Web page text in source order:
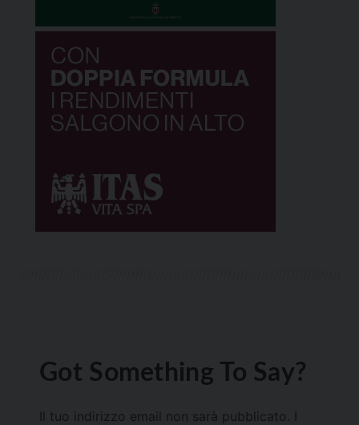
Got Something To Say?
Il tuo indirizzo email non sarà pubblicato.